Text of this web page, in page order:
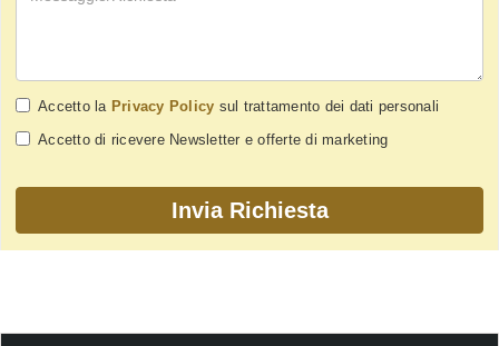
Accetto la Privacy Policy sul trattamento dei dati personali
Accetto di ricevere Newsletter e offerte di marketing